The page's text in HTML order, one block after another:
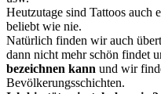
Heutzutage sind Tattoos auch
beliebt wie nie.
Natürlich finden wir auch
dann nicht mehr schön findet
bezeichnen kann und wir
Bevölkerungsschichten.